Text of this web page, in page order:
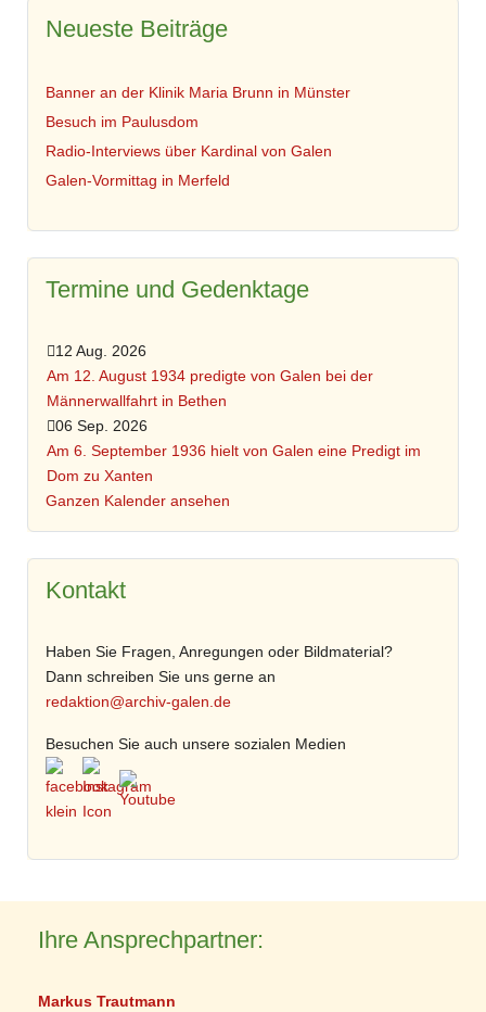
Neueste Beiträge
Banner an der Klinik Maria Brunn in Münster
Besuch im Paulusdom
Radio-Interviews über Kardinal von Galen
Galen-Vormittag in Merfeld
Termine und Gedenktage
12 Aug. 2026
Am 12. August 1934 predigte von Galen bei der
Männerwallfahrt in Bethen
06 Sep. 2026
Am 6. September 1936 hielt von Galen eine Predigt im
Dom zu Xanten
Ganzen Kalender ansehen
Kontakt
Haben Sie Fragen, Anregungen oder Bildmaterial?
Dann schreiben Sie uns gerne an
redaktion@archiv-galen.de
Besuchen Sie auch unsere sozialen Medien
Ihre Ansprechpartner:
Markus Trautmann